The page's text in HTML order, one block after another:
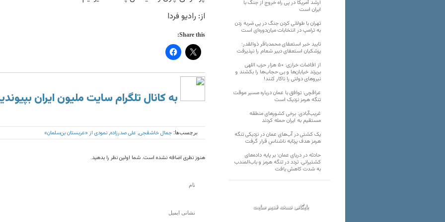
از: رادیو فردا
Share this:
به کانال تلگرام سایت ملیون ایران
برچسب‌ها: جمال خاشقجی علی صدرزاده نمودی از «عربستان بن‌سلمان»
هنوز نظری اضافه نشده است. شما اولین نظر را بدهید.
ارشد آمریکا در پی راه خروج از جنگ با
ایران است
تهران با طولانی کردن جنگ در پی ضربه زدن
به ترامپ در انتخابات میان‌دوره‌ای است
تایید خبر استعفای محمدباقر ذوالقدر؛
پزشکیان استعفای دبیر شعام را نپذیرفت
از افاضات خرازی: ۵۰ هزار حزب اللهی
بریزند خیابان‌ها و بی حجاب‌ها را بکشند و
نیرو‌های دولتی را ناکار کنند!
عراقچی: توافق با عمان درباره مسیر موقت
تنگه هرمز نزدیک است
غریب‌آبادی: برخی کشورهای منطقه
مستقیم به ایران حمله کردند
یک کشتی در آب‌های عمان در نزدیکی تنگه
هرمز هدف پرتابه ناشناس قرار گرفت
حادثه در دریای عمان؛ بر پایه داده‌های
کشتیرانی، تردد در تنگه هرمز و باب‌المندب
به شدت کاهش یافت
بایگانی نسخه قدیم سایت